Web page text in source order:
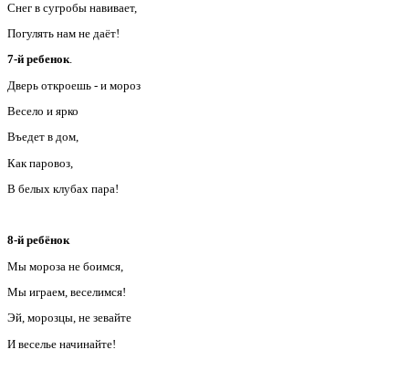
Снег в сугробы навивает,
Погулять нам не даёт!
7-й ребенок.
Дверь откроешь - и мороз
Весело и ярко
Въедет в дом,
Как паровоз,
В белых клубах пара!
8-й ребёнок
Мы мороза не боимся,
Мы играем, веселимся!
Эй, морозцы, не зевайте
И веселье начинайте!